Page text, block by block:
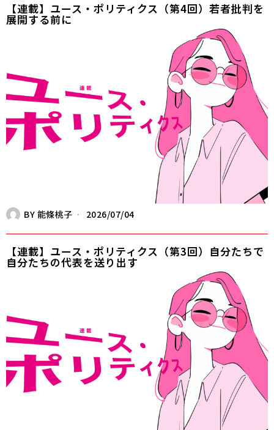
【連載】ユース・ポリティクス（第4回）若者批判を
展開する前に
BY 能條桃子 2026/07/04
【連載】ユース・ポリティクス（第3回）自分たちで
自分たちの代表を送り出す